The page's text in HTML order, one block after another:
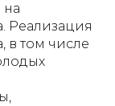
на
Реализация
в том числе